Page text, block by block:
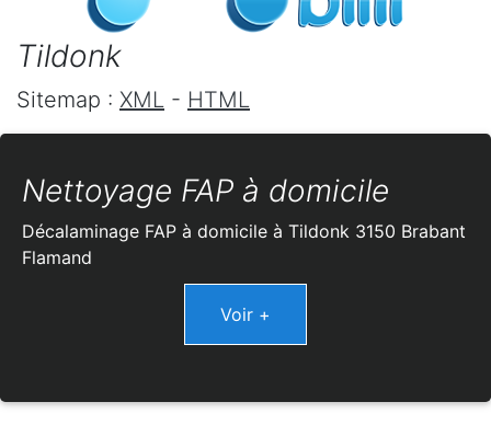
Tildonk
Sitemap : XML - HTML
Nettoyage FAP à domicile
Décalaminage FAP à domicile à Tildonk 3150 Brabant
Flamand
Voir +